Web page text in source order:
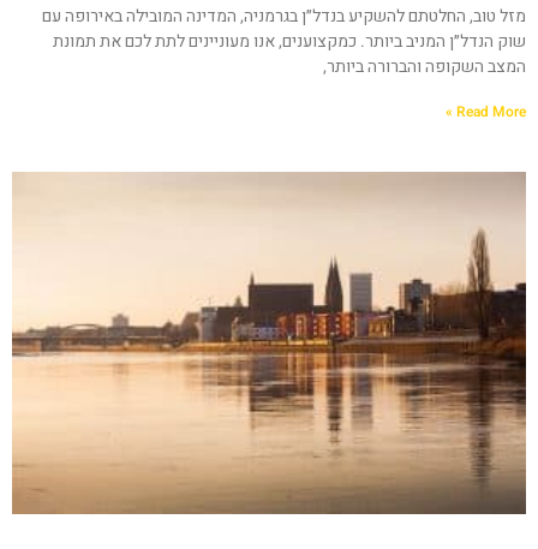
מזל טוב, החלטתם להשקיע בנדל״ן בגרמניה, המדינה המובילה באירופה עם
שוק הנדל״ן המניב ביותר. כמקצוענים, אנו מעוניינים לתת לכם את תמונת
המצב השקופה והברורה ביותר,
Read More »